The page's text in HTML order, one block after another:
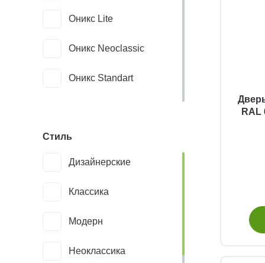
Оникс Lite
Оникс Neoclassic
Оникс Standart
526AПП молдинг
Стиль
Дизайнерские
Классика
Модерн
Неоклассика
RAL